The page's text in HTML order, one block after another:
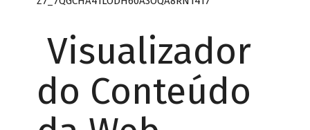
Visualizador
do Conteúdo